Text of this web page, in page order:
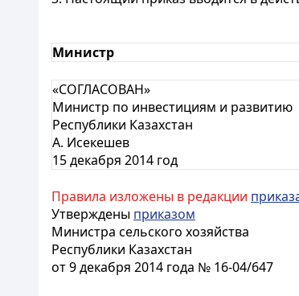
Министр
«СОГЛАСОВАН»
Министр по инвестициям и развитию
Республики Казахстан
А. Исекешев
15 декабря 2014 год
Правила изложены в редакции
Утверждены приказом
Министра сельского хозяйства
Республики Казахстан
от 9 декабря 2014 года № 16-04/647